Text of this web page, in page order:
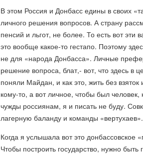
В этом Россия и Донбасс едины в своих
личного решения вопросов. А страну
пенсий и льгот, не более. То есть вот
это вообще какое-то гестапо. Поэтому
не для «народа Донбасса». Личные
решение вопроса, блат,- вот, что здесь в
поняли Майдан, и как это, жить без
кому-то, а вот личное, чтобы был
чужды россиянам, я и писать не буду.
лагерную баланду и команды «вертухаев».
Когда я услышала вот это донбассовское
Чтобы построить государство, нужно